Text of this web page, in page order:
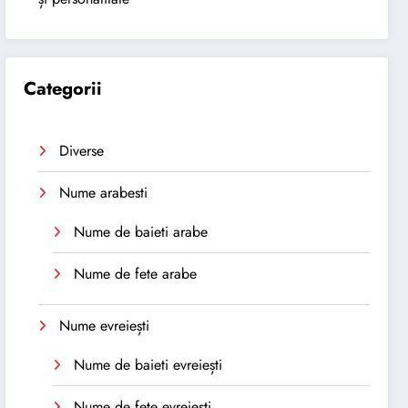
Categorii
Diverse
Nume arabesti
Nume de baieti arabe
Nume de fete arabe
Nume evreiești
Nume de baieti evreiești